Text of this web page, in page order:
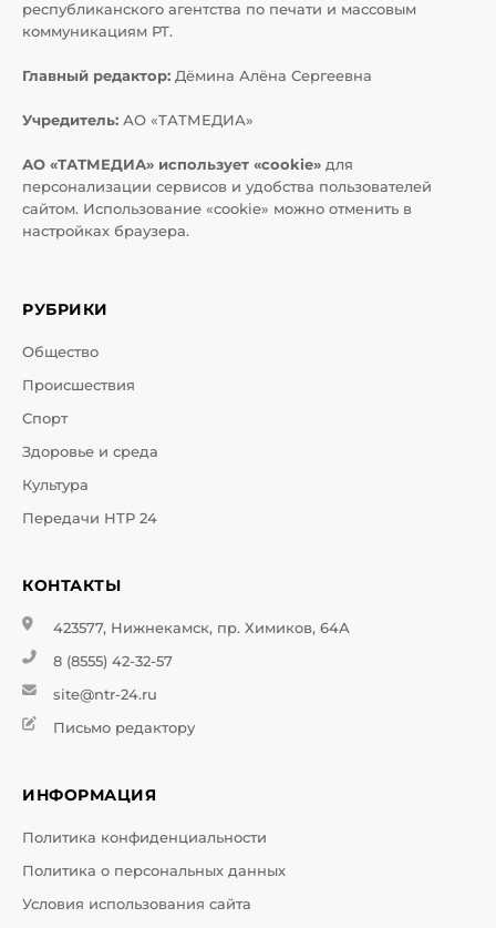
республиканского агентства по печати и массовым
коммуникациям РТ.
Главный редактор: Дёмина Алёна Сергеевна
Учредитель: АО «ТАТМЕДИА»
АО «ТАТМЕДИА» использует «cookie» для
персонализации сервисов и удобства пользователей
сайтом. Использование «cookie» можно отменить в
настройках браузера.
РУБРИКИ
Общество
Происшествия
Спорт
Здоровье и среда
Культура
Передачи НТР 24
КОНТАКТЫ
423577, Нижнекамск, пр. Химиков, 64А
8 (8555) 42-32-57
site@ntr-24.ru
Письмо редактору
ИНФОРМАЦИЯ
Политика конфиденциальности
Политика о персональных данных
Условия использования сайта